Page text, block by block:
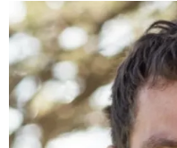
Chris Willard
Gastlehrender
Infos zur Person